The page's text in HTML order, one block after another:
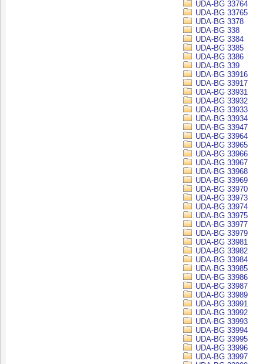
UDA-BG 33764
UDA-BG 33765
UDA-BG 3378
UDA-BG 338
UDA-BG 3384
UDA-BG 3385
UDA-BG 3386
UDA-BG 339
UDA-BG 33916
UDA-BG 33917
UDA-BG 33931
UDA-BG 33932
UDA-BG 33933
UDA-BG 33934
UDA-BG 33947
UDA-BG 33964
UDA-BG 33965
UDA-BG 33966
UDA-BG 33967
UDA-BG 33968
UDA-BG 33969
UDA-BG 33970
UDA-BG 33973
UDA-BG 33974
UDA-BG 33975
UDA-BG 33977
UDA-BG 33979
UDA-BG 33981
UDA-BG 33982
UDA-BG 33984
UDA-BG 33985
UDA-BG 33986
UDA-BG 33987
UDA-BG 33989
UDA-BG 33991
UDA-BG 33992
UDA-BG 33993
UDA-BG 33994
UDA-BG 33995
UDA-BG 33996
UDA-BG 33997